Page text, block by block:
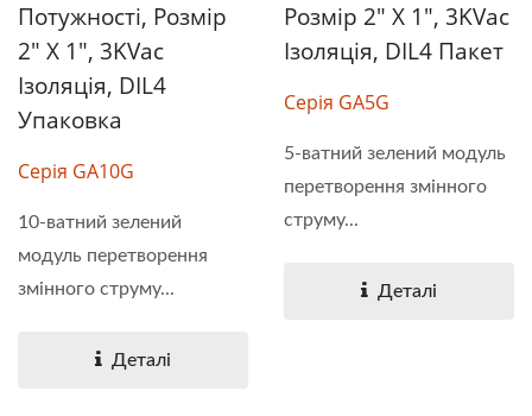
Потужності, Розмір
2" X 1", 3KVac
Ізоляція, DIL4
Упаковка
Серія GA10G
10-ватний зелений
модуль перетворення
змінного струму...
Деталі
Розмір 2" X 1", 3KVac
Ізоляція, DIL4 Пакет
Серія GA5G
5-ватний зелений модуль
перетворення змінного
струму...
Деталі